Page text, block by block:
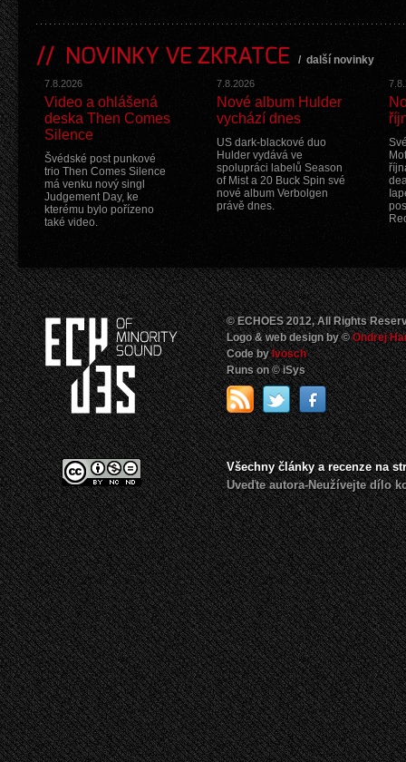
NOVINKY VE ZKRATCE / další novinky
7.8.2026
Video a ohlášená
deska Then Comes
Silence
Švédské post punkové
trio Then Comes Silence
má venku nový singl
Judgement Day, ke
kterému bylo pořízeno
také video.
7.8.2026
Nové album Hulder
vychází dnes
US dark-blackové duo
Hulder vydává ve
spolupráci labelů Season
of Mist a 20 Buck Spin své
nové album Verbolgen
právě dnes.
© ECHOES 2012, All Rights
Logo & web design by ©Ondrej
Code byIvosch
Runs on © iSys
Všechny články a recenze na
Uveďte autora-Neužívejte dílo